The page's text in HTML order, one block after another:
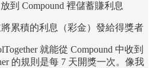
到 Compound 裡儲蓄賺利息
累積的利息（彩金）發給得獎者
就能從 Compound 中收到
的規則是每 7 天開獎一次。像我